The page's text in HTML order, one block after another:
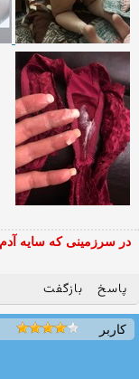
در سرزمینی که سایه
پاسخ بازگفت
کاربر